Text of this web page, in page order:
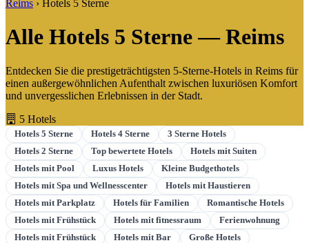
Reims › Hotels 5 Sterne
Alle Hotels 5 Sterne — Reims
Entdecken Sie die prestigeträchtigsten 5-Sterne-Hotels in Reims für
einen außergewöhnlichen Aufenthalt zwischen luxuriösen Komfort
und unvergesslichen Erlebnissen in der Stadt.
5 Hotels
Hotels 5 Sterne Hotels 4 Sterne
3 Sterne Hotels
Hotels 2 Sterne
Top bewertete Hotels
Hotels mit Suiten
Hotels mit Pool
Luxus Hotels
Kleine Budgethotels
Hotels mit Spa und Wellnesscenter
Hotels mit Haustieren
Hotels mit Parkplatz
Hotels für Familien
Romantische Hotels
Hotels mit Frühstück
Hotels mit fitnessraum
Ferienwohnung
Hotels mit Frühstück
Hotels mit Bar Große Hotels